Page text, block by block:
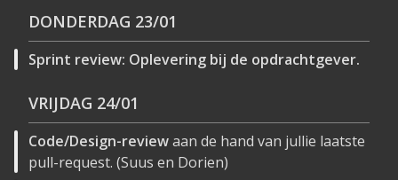
DONDERDAG 23/01
Sprint review: Oplevering bij de opdrachtgever.
VRIJDAG 24/01
Code/Design-reviewaan de hand van jullie laatste
pull-request. (Suus en Dorien)